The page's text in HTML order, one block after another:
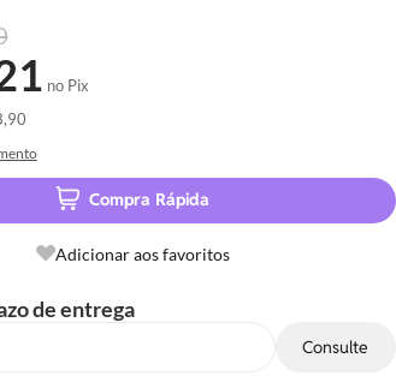
no Pix
Compra Rápida
Adicionar aos favoritos
de entrega
Consulte